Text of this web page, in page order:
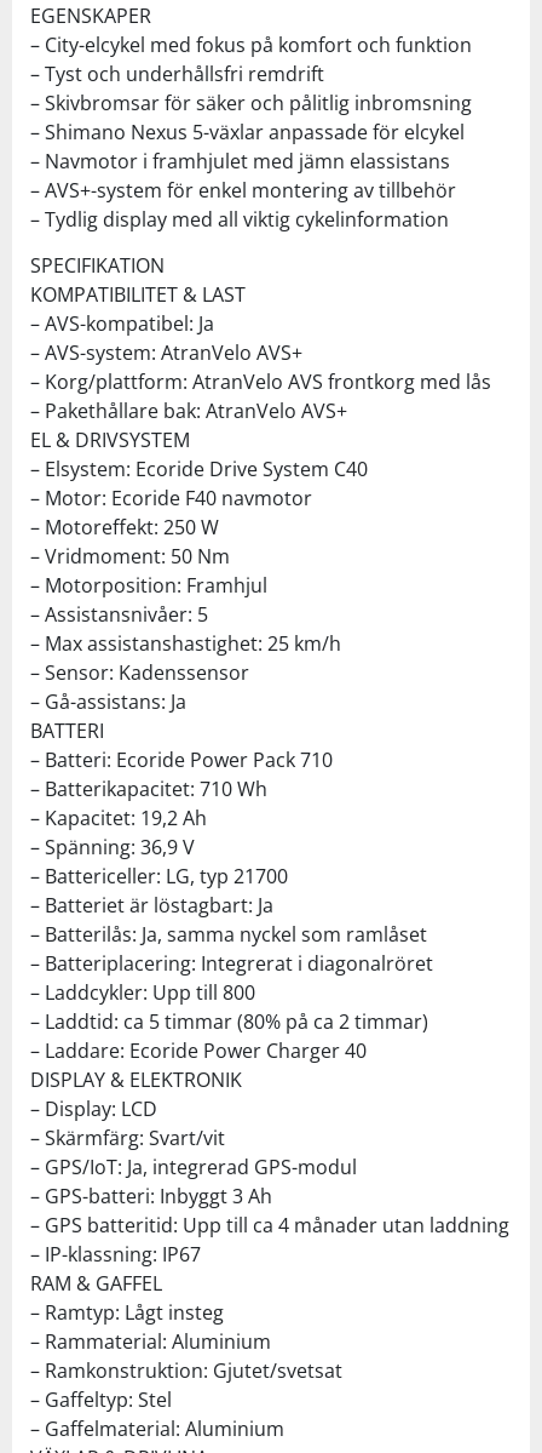
EGENSKAPER
– City-elcykel med fokus på komfort och funktion
– Tyst och underhållsfri remdrift
– Skivbromsar för säker och pålitlig inbromsning
– Shimano Nexus 5-växlar anpassade för elcykel
– Navmotor i framhjulet med jämn elassistans
– AVS+-system för enkel montering av tillbehör
– Tydlig display med all viktig cykelinformation
SPECIFIKATION
KOMPATIBILITET & LAST
– AVS-kompatibel: Ja
– AVS-system: AtranVelo AVS+
– Korg/plattform: AtranVelo AVS frontkorg med lås
– Pakethållare bak: AtranVelo AVS+
EL & DRIVSYSTEM
– Elsystem: Ecoride Drive System C40
– Motor: Ecoride F40 navmotor
– Motoreffekt: 250 W
– Vridmoment: 50 Nm
– Motorposition: Framhjul
– Assistansnivåer: 5
– Max assistanshastighet: 25 km/h
– Sensor: Kadenssensor
– Gå-assistans: Ja
BATTERI
– Batteri: Ecoride Power Pack 710
– Batterikapacitet: 710 Wh
– Kapacitet: 19,2 Ah
– Spänning: 36,9 V
– Battericeller: LG, typ 21700
– Batteriet är löstagbart: Ja
– Batterilås: Ja, samma nyckel som ramlåset
– Batteriplacering: Integrerat i diagonalröret
– Laddcykler: Upp till 800
– Laddtid: ca 5 timmar (80% på ca 2 timmar)
– Laddare: Ecoride Power Charger 40
DISPLAY & ELEKTRONIK
– Display: LCD
– Skärmfärg: Svart/vit
– GPS/IoT: Ja, integrerad GPS-modul
– GPS-batteri: Inbyggt 3 Ah
– GPS batteritid: Upp till ca 4 månader utan laddning
– IP-klassning: IP67
RAM & GAFFEL
– Ramtyp: Lågt insteg
– Rammaterial: Aluminium
– Ramkonstruktion: Gjutet/svetsat
– Gaffeltyp: Stel
– Gaffelmaterial: Aluminium